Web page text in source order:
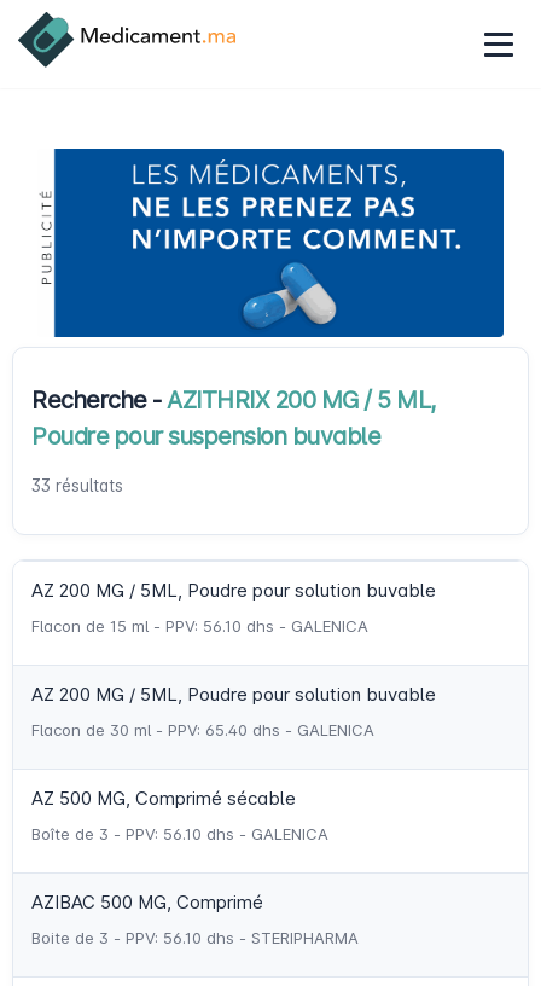
Recherche -AZITHRIX 200 MG / 5 ML,
Poudre pour suspension buvable
33 résultats
AZ 200 MG / 5ML, Poudre pour solution buvable
Flacon de 15 ml - PPV: 56.10 dhs - GALENICA
AZ 200 MG / 5ML, Poudre pour solution buvable
Flacon de 30 ml - PPV: 65.40 dhs - GALENICA
AZ 500 MG, Comprimé sécable
Boîte de 3 - PPV: 56.10 dhs - GALENICA
AZIBAC 500 MG, Comprimé
Boite de 3 - PPV: 56.10 dhs - STERIPHARMA